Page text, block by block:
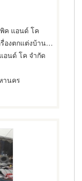
ค แอนด์ โค
ายปลีกถ้วยชามกระเบื้อง
นด์ โค จำกัด
านคร